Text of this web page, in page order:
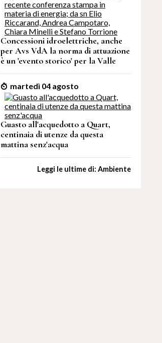
Concessioni idroelettriche, anche
per Avs VdA la norma di attuazione
è un 'evento storico' per la Valle
martedì 04 agosto
Guasto all'acquedotto a Quart,
centinaia di utenze da questa
mattina senz'acqua
Leggi le ultime di: Ambiente